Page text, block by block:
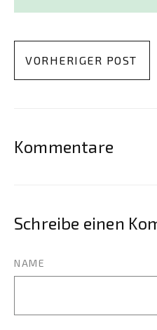
VORHERIGER POST
Kommentare
Schreibe einen
NAME